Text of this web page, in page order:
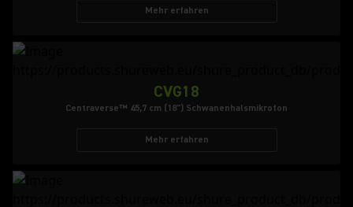
Mehr erfahren
CVG18
Centraverse™ 45,7 cm (18") Schwanenhalsmikrofon
Mehr erfahren